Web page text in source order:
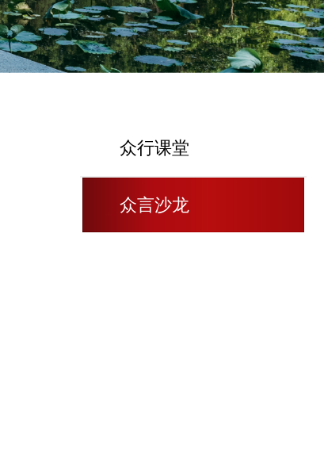
众行课堂
众言沙龙